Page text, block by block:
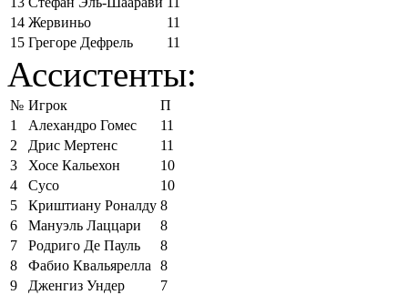
14 Жервиньо
11
15 Грегоре Дефрель 11
Ассистенты:
№ Игрок
П
1
Алехандро Гомес
11
2
Дрис Мертенс
11
3
Хосе Кальехон
10
4
Сусо
10
5
Криштиану Роналду 8
6
Мануэль Лаццари
8
7
Родриго Де Пауль
8
8
Фабио Квальярелла
8
9
Дженгиз Ундер
7